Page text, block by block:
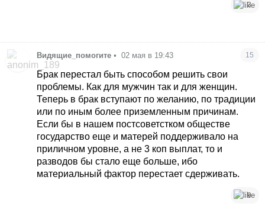
3
Видящие_помогите • 02 мая в 19:43 15
Брак перестал быть способом решить свои
проблемы. Как для мужчин так и для женщин.
Теперь в брак вступают по желанию, по традиции
или по иным более приземленным причинам.
Если бы в нашем постсоветстком обществе
государство еще и матерей поддерживало на
приличном уровне, а не 3 коп выплат, то и
разводов бы стало еще больше, ибо
материальный фактор перестает сдерживать.
9